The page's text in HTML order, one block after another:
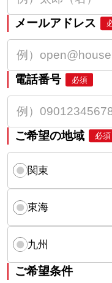
メールアドレス
電話番号 必須
ご希望の地域 必須
関東
東海
九州
ご希望条件